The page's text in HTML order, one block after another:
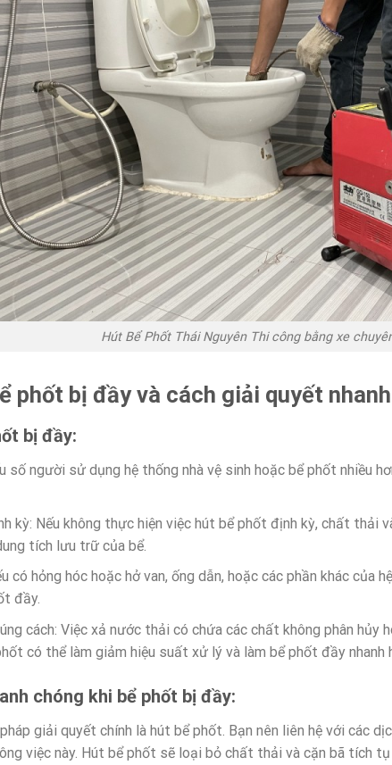
Hút Bể Phốt Thái Nguyên Thi công bằng xe
phốt bị đầy và cách giải quyết
bị đầy:
số người sử dụng hệ thống nhà vệ sinh hoặc bể phốt nhiều
kỳ: Nếu không thực hiện việc hút bể phốt định kỳ, chất thải
tích lưu trữ của bể.
có hỏng hóc hoặc hở van, ống dẫn, hoặc các phần khác
đầy.
cách: Việc xả nước thải có chứa các chất không phân hủy
có thể làm giảm hiệu suất xử lý và làm bể phốt đầy nhanh
chóng khi bể phốt bị đầy:
giải quyết chính là hút bể phốt. Bạn nên liên hệ với các
việc này. Hút bể phốt sẽ loại bỏ chất thải và cặn bã tích